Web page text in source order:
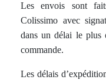
Les envois sont
Colissimo avec
dans un délai le plus
commande.
Les délais